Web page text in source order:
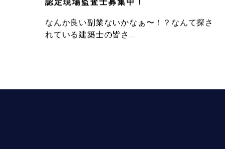
認定現場監査士募集中！
なんか良い副業ないかなぁ〜！？なんて探さ
れている建築士の皆さ…